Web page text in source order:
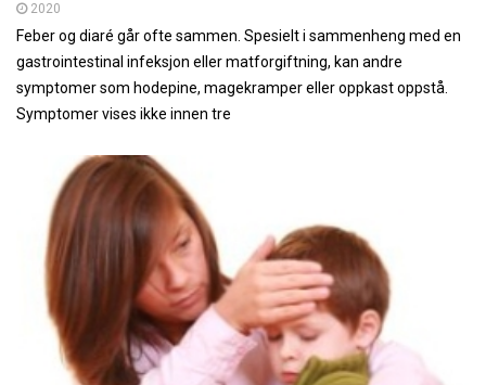
2020
Feber og diaré går ofte sammen. Spesielt i sammenheng med en
gastrointestinal infeksjon eller matforgiftning, kan andre
symptomer som hodepine, magekramper eller oppkast oppstå.
Symptomer vises ikke innen tre